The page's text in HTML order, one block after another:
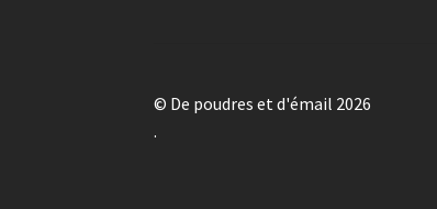
© De poudres et d'émail 2026
.